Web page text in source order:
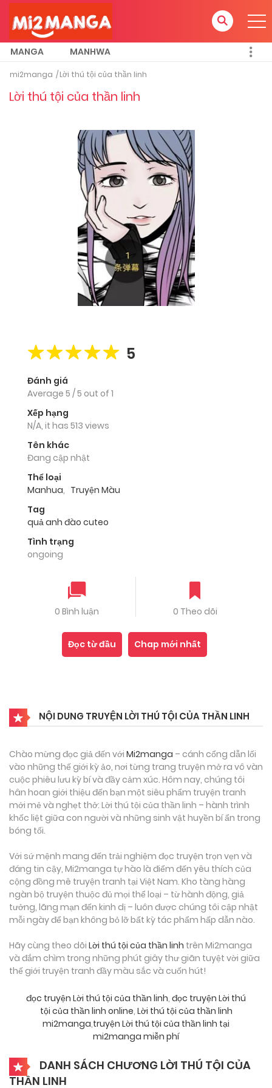
MANGA MANHWA
mi2manga Lời thú tội của thần linh
Lời thú tội của thần linh
5
Đánh giá
Average 5 /5 out of 1
Xếp hạng
N/A, it has 513 views
Tên khác
Đang cập nhật
Thể loại
Manhua, Truyện Màu
Tag
quả anh đào cuteo
Tình trạng
ongoing
0 Bình luận 0 Theo dõi
Đọc từ đầu Chap mới nhất
NỘI DUNG TRUYỆN LỜI THÚ TỘI CỦA THẦN LINH
Chào mừng đọc giả đến với Mi2manga – cánh cổng dẫn lối
vào những thế giới kỳ ảo, nơi từng trang truyện mở ra vô vàn
cuộc phiêu lưu kỳ bí và đầy cảm xúc. Hôm nay, chúng tôi
hân hoan giới thiệu đến bạn một siêu phẩm truyện tranh
mới mẻ và nghẹt thở: Lời thú tội của thần linh – hành trình
khốc liệt giữa con người và những sinh vật huyền bí ẩn trong
bóng tối.
Với sứ mệnh mang đến trải nghiệm đọc truyện trọn vẹn và
đáng tin cậy, Mi2manga tự hào là điểm đến yêu thích của
cộng đồng mê truyện tranh tại Việt Nam. Kho tàng hàng
ngàn bộ truyện thuộc đủ mọi thể loại – từ hành động, giả
tưởng, lãng mạn đến kinh dị – luôn được chúng tôi cập nhật
mỗi ngày để bạn không bỏ lỡ bất kỳ tác phẩm hấp dẫn nào.
Hãy cùng theo dõi Lời thú tội của thần linh trên Mi2manga
và đắm chìm trong những phút giây thư giãn tuyệt vời giữa
thế giới truyện tranh đầy màu sắc và cuốn hút!
đọc truyện Lời thú tội của thần linh, đọc truyện Lời thú
tội của thần linh online, Lời thú tội của thần linh
mi2manga,truyện Lời thú tội của thần linh tại
mi2manga miễn phí
DANH SÁCH CHƯƠNG LỜI THÚ TỘI CỦA
THẦN LINH